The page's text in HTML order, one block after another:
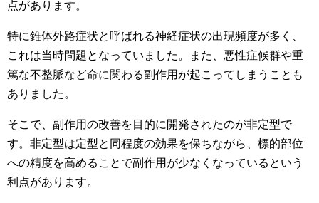
点があります。
特に錐体外路症状と呼ばれる神経症状の出現頻度が多く、
これは当時問題となっていました。また、悪性症候群や重
篤な不整脈など命に関わる副作用が起こってしまうことも
ありました。
そこで、副作用の改善を目的に開発されたのが非定型で
す。非定型は定型と同程度の効果を保ちながら、標的部位
への精度を高めることで副作用が少なくなっているという
利点があります。